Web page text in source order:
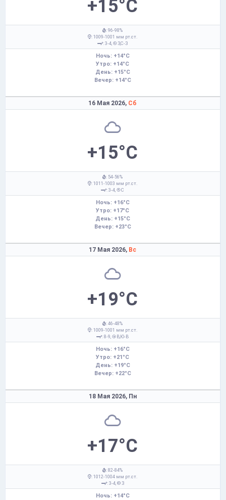
+15°C
: 96-98%
: 1009-1001 мм рт.ст.
: 3-4,
З,С-З
Ночь: +14°C
Утро: +14°C
День: +15°C
Вечер: +14°C
16 Мая 2026, Сб
+15°C
: 54-56%
: 1011-1003 мм рт.ст.
: 3-4,
С
Ночь: +16°C
Утро: +17°C
День: +15°C
Вечер: +23°C
17 Мая 2026, Вс
+19°C
: 46-48%
: 1009-1001 мм рт.ст.
: 8-9,
В,Ю-В
Ночь: +16°C
Утро: +21°C
День: +19°C
Вечер: +22°C
18 Мая 2026, Пн
+17°C
: 82-84%
: 1012-1004 мм рт.ст.
: 3-4,
З
Ночь: +14°C